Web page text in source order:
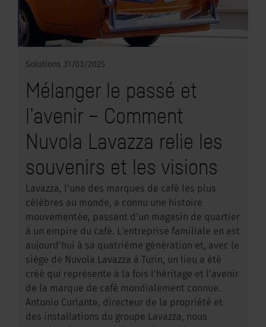
Solutions 31/03/2025
Mélanger le passé et
l’avenir – Comment
Nuvola Lavazza relie les
souvenirs et les visions
Lavazza, l’une des marques de café les plus
célèbres au monde, a connu une histoire
mouvementée, passant d’un magasin de quartier
à un empire du café. L'entreprise familiale en est
aujourd’hui à sa quatrième génération et, avec le
siège de Nuvola Lavazza à Turin, un lieu a été
créé qui représente à la fois l’héritage et l’avenir
de la marque de café mondialement connue.
Antonio Curlante, directeur de la propriété et
des installations du groupe Lavazza, nous